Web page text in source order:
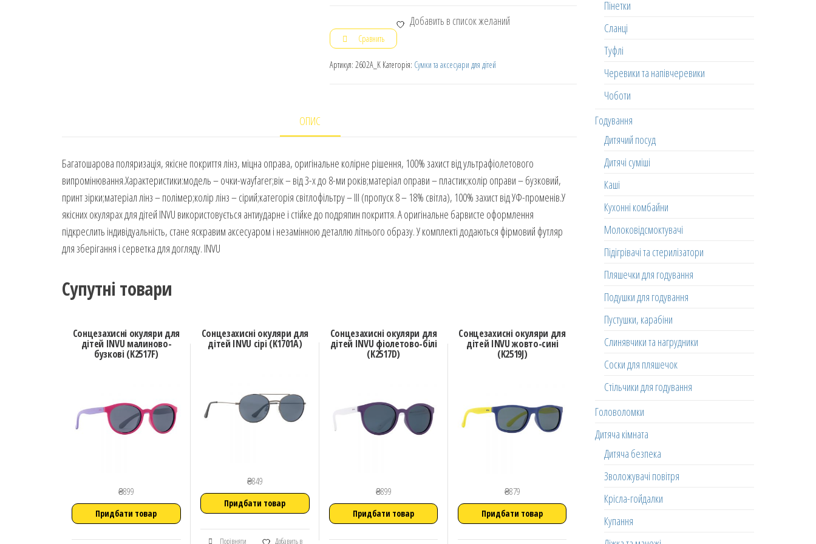
Добавить в список желаний
Сравнить
Артикул: 2602A_K Категорія: Сумки та аксесуари для дітей
ОПИС
Багатошарова поляризація, якісне покриття лінз, міцна оправа, оригінальне колірне рішення, 100% захист від ультрафіолетового
випромінювання.Характеристики:модель – очки-wayfarer;вік – від 3-х до 8-ми років;матеріал оправи – пластик;колір оправи – бузковий,
принт зірки;матеріал лінз – полімер;колір лінз – сірий;категорія світлофільтру – III (пропуск 8 – 18% світла), 100% захист від УФ-променів.У
якісних окулярах для дітей INVU використовується антиударне і стійке до подряпин покриття. А оригінальне барвисте оформлення
підкреслить індивідуальність, стане яскравим аксесуаром і незамінною деталлю літнього образу. У комплекті додаються фірмовий футляр
для зберігання і серветка для догляду. INVU
Супутні товари
Сонцезахисні окуляри для
дітей INVU малиново-
бузкові (K2517F)
₴899
Придбати товар
Сонцезахисні окуляри для
дітей INVU сірі (K1701A)
₴849
Придбати товар
Порівняти
Добавить в
Сонцезахисні окуляри для
дітей INVU фіолетово-білі
(K2517D)
₴899
Придбати товар
Сонцезахисні окуляри для
дітей INVU жовто-сині
(K2519J)
₴879
Придбати товар
Пінетки
Сланці
Туфлі
Черевики та напівчеревики
Чоботи
Годування
Дитячий посуд
Дитячі суміші
Каші
Кухонні комбайни
Молоковідсмоктувачі
Підігрівачі та стерилізатори
Пляшечки для годування
Подушки для годування
Пустушки, карабіни
Слинявчики та нагрудники
Соски для пляшечок
Стільчики для годування
Головоломки
Дитяча кімната
Дитяча безпека
Зволожувачі повітря
Крісла-гойдалки
Купання